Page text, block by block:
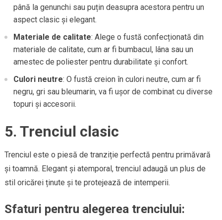
până la genunchi sau puțin deasupra acestora pentru un
aspect clasic și elegant.
Materiale de calitate: Alege o fustă confecționată din
materiale de calitate, cum ar fi bumbacul, lâna sau un
amestec de poliester pentru durabilitate și confort.
Culori neutre: O fustă creion în culori neutre, cum ar fi
negru, gri sau bleumarin, va fi ușor de combinat cu diverse
topuri și accesorii.
5. Trenciul clasic
Trenciul este o piesă de tranziție perfectă pentru primăvară
și toamnă. Elegant și atemporal, trenciul adaugă un plus de
stil oricărei ținute și te protejează de intemperii.
Sfaturi pentru alegerea trenciului: